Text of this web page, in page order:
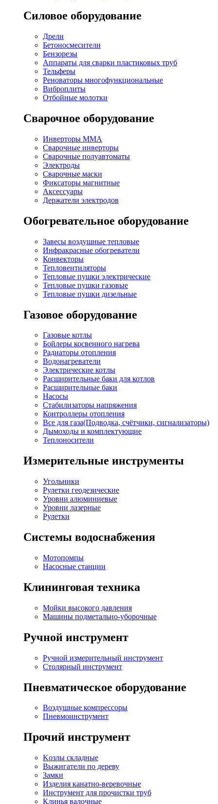
Силовое оборудование
Дрели
Бетоносмесители
Бензорезы
Аппараты для сварки пластиковых труб
Тельферы
Реноваторы многофункциональные
Виброплиты
Отбойные молотки
Сварочное оборудование
Инверторы MMA
Сварочные инверторы
Сварочные полуавтоматы
Электроды
Сварочные маски
Фиксаторы магнитные
Аксессуары
Держатели электродов
Обогревательное оборудование
Завесы воздушные тепловые
Инфракрасные обогреватели
Конвекторы
Тепловентиляторы
Тепловые пушки электрические
Тепловые пушки газовые
Тепловые пушки дизельные
Газовое оборудование
Газовые котлы
Бойлеры косвенного нагрева
Радиаторы отопления
Водонагреватели
Электрические котлы
Расширительные баки для котлов
Расширительные баки
Насосы
Стабилизаторы напряжения
Контроллеры отопления
Все для газа(Подводка, счётчики, сигнализаторы)
Дымоходы и комплектующие
Теплоносители
Измерительные инструменты
Угольники
Рулетки геодезические
Уровни алюминиевые
Уровни лазерные
Рулетки
Системы водоснабжения
Мотопомпы
Насосные станции
Клининговая техника
Мойки высокого давления
Машины подметально-уборочные
Ручной инструмент
Ручной измерительный инструмент
Столярный инструмент
Пневматическое оборудование
Воздушные компрессоры
Пневмоинструмент
Прочий инструмент
Kозлы складные
Выжигатели по дереву
Замки
Изделия канатно-веревочные
Инструмент для прочистки труб
Клинья валочные